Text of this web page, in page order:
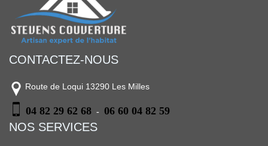
CONTACTEZ-NOUS
Route de Loqui 13290 Les Milles
04 82 29 62 68 - 06 60 04 82 59
NOS SERVICES